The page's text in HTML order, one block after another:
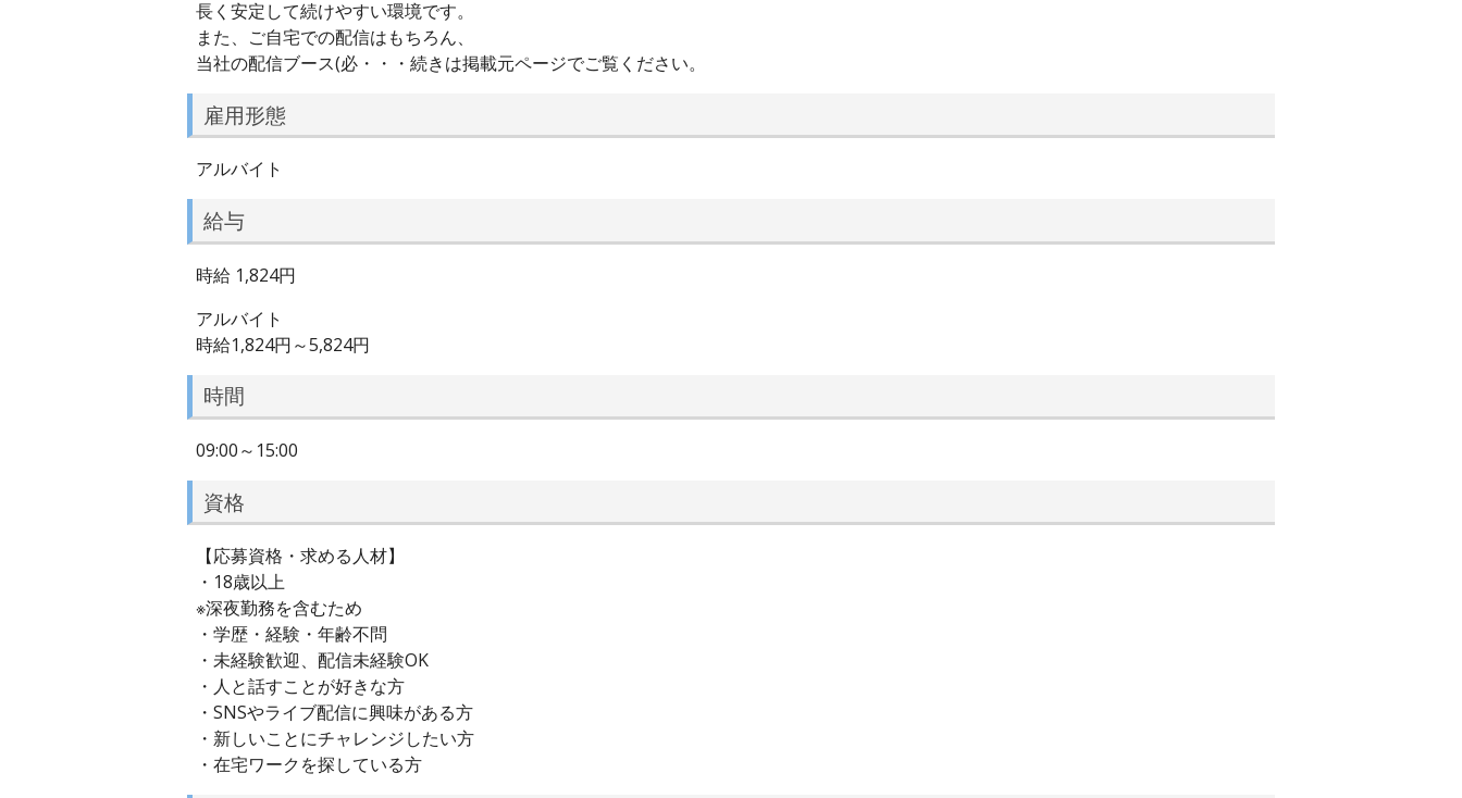
長く安定して続けやすい環境です。
また、ご自宅での配信はもちろん、
当社の配信ブース(必・・・続きは掲載元ページでご覧ください。
雇用形態
アルバイト
給与
時給 1,824円
アルバイト
時給1,824円～5,824円
時間
09:00～15:00
資格
【応募資格・求める人材】
・18歳以上
※深夜勤務を含むため
・学歴・経験・年齢不問
・未経験歓迎、配信未経験OK
・人と話すことが好きな方
・SNSやライブ配信に興味がある方
・新しいことにチャレンジしたい方
・在宅ワークを探している方